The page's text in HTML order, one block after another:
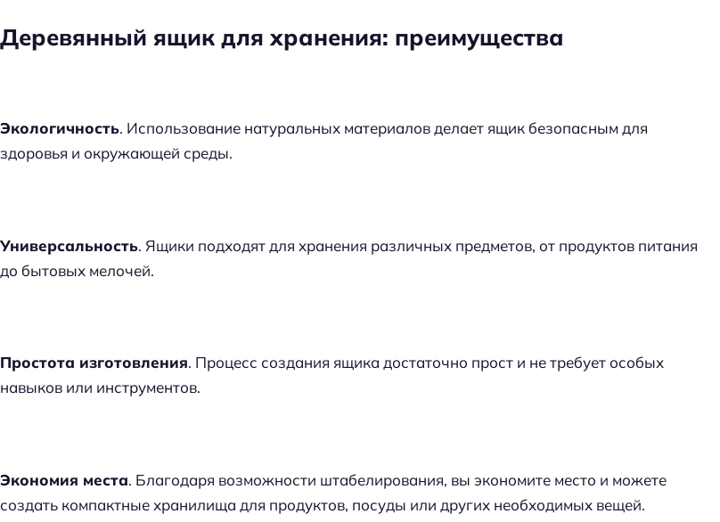
Деревянный ящик для хранения: преимущества
Экологичность. Использование натуральных материалов делает ящик безопасным для
здоровья и окружающей среды.
Универсальность. Ящики подходят для хранения различных предметов, от продуктов питания
до бытовых мелочей.
Простота изготовления. Процесс создания ящика достаточно прост и не требует особых
навыков или инструментов.
Экономия места. Благодаря возможности штабелирования, вы экономите место и можете
создать компактные хранилища для продуктов, посуды или других необходимых вещей.